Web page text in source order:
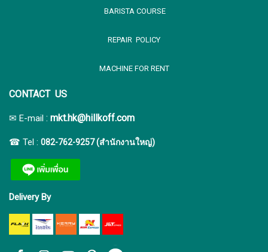
BARISTA COURSE
REPAIR POLICY
MACHINE FOR RENT
CONTACT US
✉ E-mail : mkt.hk@hillkoff.com
☎ Tel : 082-762-9257 (สำนักงานใหญ่)
Delivery By